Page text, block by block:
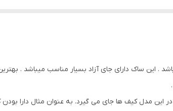
. این ساک دارای جای آزاد بسیار مناسب میباشد .
مدل کیف ها جای می گیرد. به عنوان مثال دارا بودن